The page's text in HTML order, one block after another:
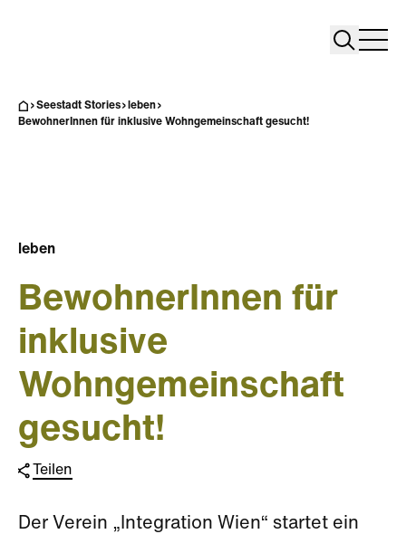
Search
Seestadt Stories
leben
BewohnerInnen für inklusive Wohngemeinschaft gesucht!
leben
BewohnerInnen für
inklusive
Wohngemeinschaft
gesucht!
Teilen
Der Verein „Integration Wien“ startet ein